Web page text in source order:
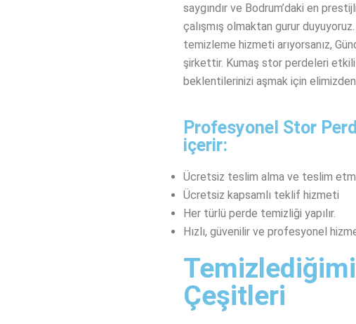
saygındır ve Bodrum’daki en
çalışmış olmaktan gurur
temizleme hizmeti arıyorsanız,
şirkettir. Kumaş stor perdeleri
beklentilerinizi aşmak için
Profesyonel Stor
içerir:
Ücretsiz teslim alma ve teslim
Ücretsiz kapsamlı teklif hizmeti
Her türlü perde temizliği yapılır.
Hızlı, güvenilir ve profesyonel
Çeşitleri